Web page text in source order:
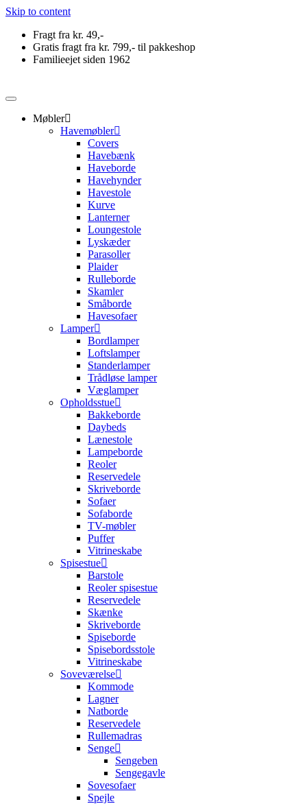
Skip to content
Fragt fra kr. 49,-
Gratis fragt fra kr. 799,- til pakkeshop
Familieejet siden 1962
Møbler
Havemøbler
Covers
Havebænk
Haveborde
Havehynder
Havestole
Kurve
Lanterner
Loungestole
Lyskæder
Parasoller
Plaider
Rulleborde
Skamler
Småborde
Havesofaer
Lamper
Bordlamper
Loftslamper
Standerlamper
Trådløse lamper
Væglamper
Opholdsstue
Bakkeborde
Daybeds
Lænestole
Lampeborde
Reoler
Reservedele
Skriveborde
Sofaer
Sofaborde
TV-møbler
Puffer
Vitrineskabe
Spisestue
Barstole
Reoler spisestue
Reservedele
Skænke
Skriveborde
Spiseborde
Spisebordsstole
Vitrineskabe
Soveværelse
Kommode
Lagner
Natborde
Reservedele
Rullemadras
Senge
Sengeben
Sengegavle
Sovesofaer
Spejle